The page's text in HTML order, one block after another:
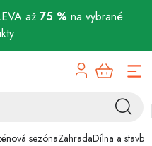
až 75 % na vybrané
sezónaZahradaDílna a stavba